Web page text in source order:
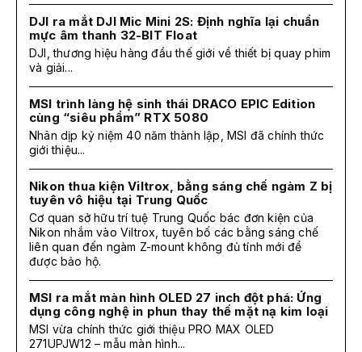
DJI ra mắt DJI Mic Mini 2S: Định nghĩa lại chuẩn
mực âm thanh 32-BIT Float
DJI, thương hiệu hàng đầu thế giới về thiết bị quay phim
và giải...
MSI trình làng hệ sinh thái DRACO EPIC Edition
cùng “siêu phẩm” RTX 5080
Nhân dịp kỷ niệm 40 năm thành lập, MSI đã chính thức
giới thiệu...
Nikon thua kiện Viltrox, bằng sáng chế ngàm Z bị
tuyên vô hiệu tại Trung Quốc
Cơ quan sở hữu trí tuệ Trung Quốc bác đơn kiện của
Nikon nhắm vào Viltrox, tuyên bố các bằng sáng chế
liên quan đến ngàm Z-mount không đủ tính mới để
được bảo hộ.
MSI ra mắt màn hình OLED 27 inch đột phá: Ứng
dụng công nghệ in phun thay thế mặt nạ kim loại
MSI vừa chính thức giới thiệu PRO MAX OLED
271UPJW12 – mẫu màn hình...